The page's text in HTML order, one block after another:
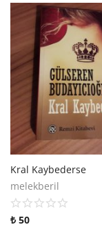
Kral Kaybederse
melekberil
₺ 50